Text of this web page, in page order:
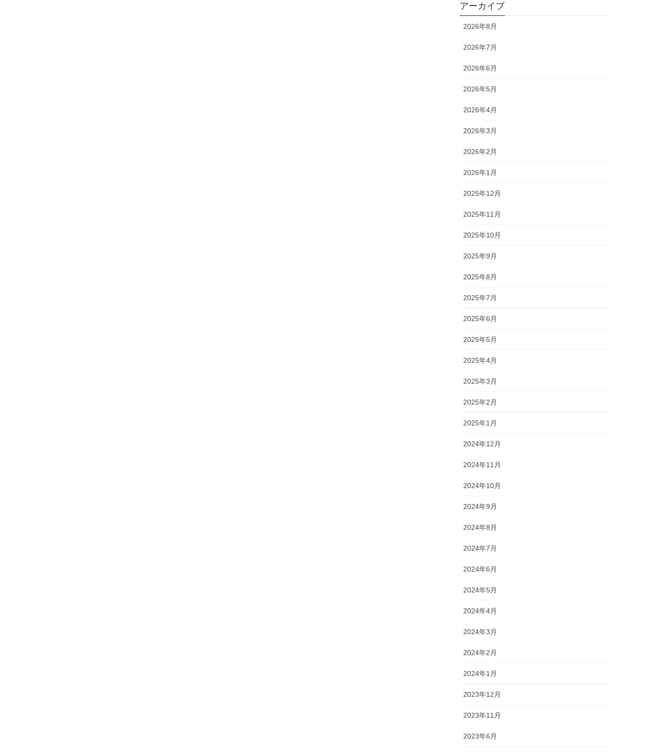
アーカイブ
2026年8月
2026年7月
2026年6月
2026年5月
2026年4月
2026年3月
2026年2月
2026年1月
2025年12月
2025年11月
2025年10月
2025年9月
2025年8月
2025年7月
2025年6月
2025年5月
2025年4月
2025年3月
2025年2月
2025年1月
2024年12月
2024年11月
2024年10月
2024年9月
2024年8月
2024年7月
2024年6月
2024年5月
2024年4月
2024年3月
2024年2月
2024年1月
2023年12月
2023年11月
2023年6月